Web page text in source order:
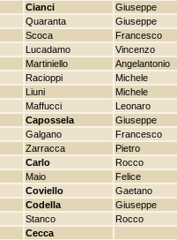
Cianci Giuseppe
Quaranta Giuseppe
Scoca Francesco
Lucadamo Vincenzo
Martiniello Angelantonio
Racioppi Michele
Liuni Michele
Maffucci Leonaro
Capossela Giuseppe
Galgano Francesco
Zarracca Pietro
Carlo Rocco
Maio Felice
Coviello Gaetano
Codella Giuseppe
Stanco Rocco
Cecca